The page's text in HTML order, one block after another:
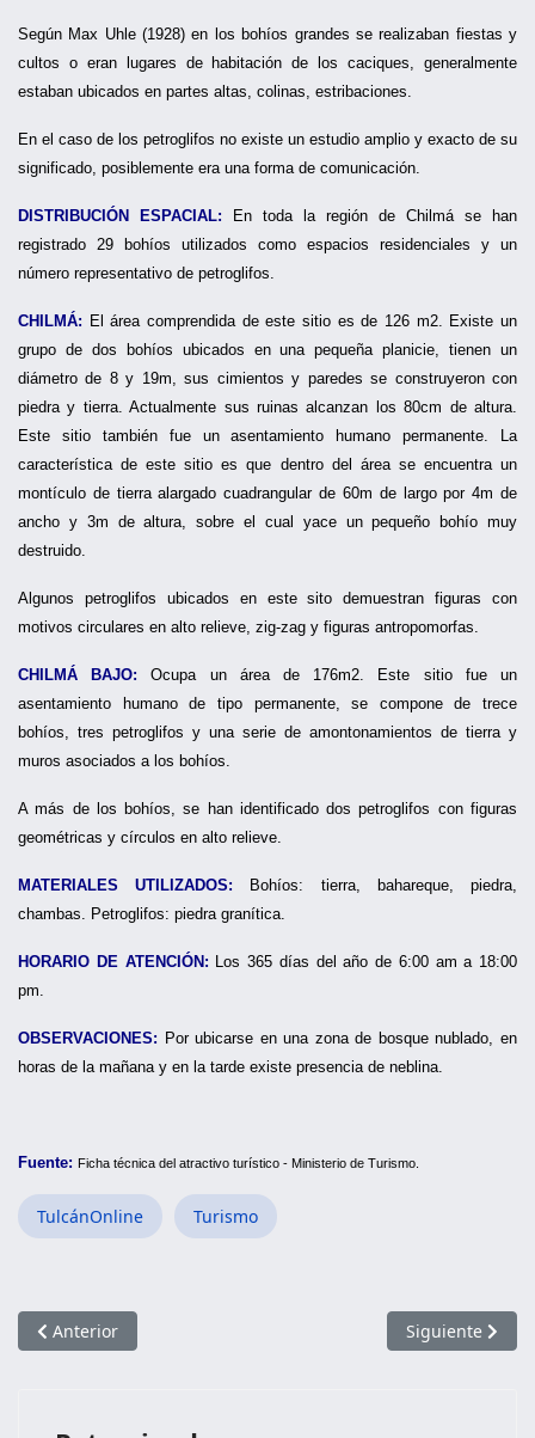
Según Max Uhle (1928) en los bohíos grandes se realizaban fiestas y
cultos o eran lugares de habitación de los caciques, generalmente
estaban ubicados en partes altas, colinas, estribaciones.
En el caso de los petroglifos no existe un estudio amplio y exacto de su
significado, posiblemente era una forma de comunicación.
DISTRIBUCIÓN ESPACIAL: En toda la región de Chilmá se han
registrado 29 bohíos utilizados como espacios residenciales y un
número representativo de petroglifos.
CHILMÁ: El área comprendida de este sitio es de 126 m2. Existe un
grupo de dos bohíos ubicados en una pequeña planicie, tienen un
diámetro de 8 y 19m, sus cimientos y paredes se construyeron con
piedra y tierra. Actualmente sus ruinas alcanzan los 80cm de altura.
Este sitio también fue un asentamiento humano permanente. La
característica de este sitio es que dentro del área se encuentra un
montículo de tierra alargado cuadrangular de 60m de largo por 4m de
ancho y 3m de altura, sobre el cual yace un pequeño bohío muy
destruido.
Algunos petroglifos ubicados en este sito demuestran figuras con
motivos circulares en alto relieve, zig-zag y figuras antropomorfas.
CHILMÁ BAJO: Ocupa un área de 176m2. Este sitio fue un
asentamiento humano de tipo permanente, se compone de trece
bohíos, tres petroglifos y una serie de amontonamientos de tierra y
muros asociados a los bohíos.
A más de los bohíos, se han identificado dos petroglifos con figuras
geométricas y círculos en alto relieve.
MATERIALES UTILIZADOS: Bohíos: tierra, bahareque, piedra,
chambas. Petroglifos: piedra granítica.
HORARIO DE ATENCIÓN: Los 365 días del año de 6:00 am a 18:00
pm.
OBSERVACIONES: Por ubicarse en una zona de bosque nublado, en
horas de la mañana y en la tarde existe presencia de neblina.
Fuente: Ficha técnica del atractivo turístico - Ministerio de Turismo.
TulcánOnline Turismo
Artículo anterior: Santuario de la Virgen de la Purificación
Anterior Artículo
Siguiente